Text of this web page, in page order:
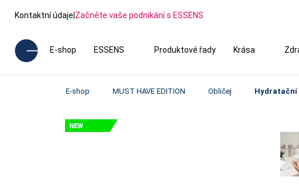
Kontaktní údaje|Začněte vaše podnikání s ESSENS
E-shop ESSENS Produktové řady Krása
E-shop MUST HAVE EDITION Obličej Hydratační